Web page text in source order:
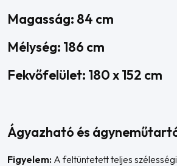
Magasság: 84 cm
Mélység: 186 cm
Fekvőfelület: 180 x 152 cm
Ágyazható és
Figyelem: A feltüntetett teljes